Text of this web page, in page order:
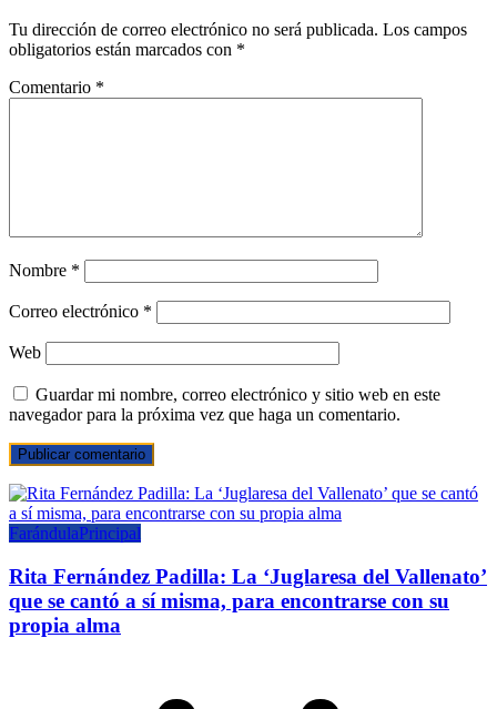
Tu dirección de correo electrónico no será publicada. Los campos
obligatorios están marcados con *
Comentario *
Nombre *
Correo electrónico *
Web
Guardar mi nombre, correo electrónico y sitio web en este
navegador para la próxima vez que haga un comentario.
FarándulaPrincipal
Rita Fernández Padilla: La ‘Juglaresa del Vallenato’
que se cantó a sí misma, para encontrarse con su
propia alma